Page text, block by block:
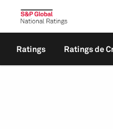
Ratings Ratings de